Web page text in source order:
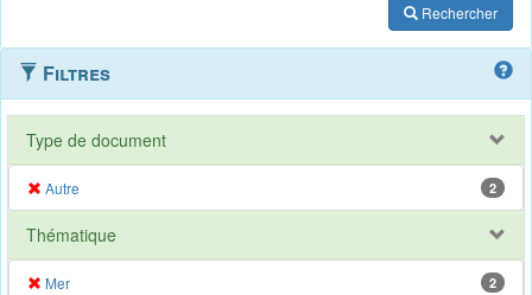
Rechercher
Filtres
Type de document
Autre 2
Thématique
Mer 2